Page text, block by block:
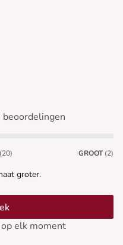
beoordelingen
(20) GROOT (2)
groter.
elk moment